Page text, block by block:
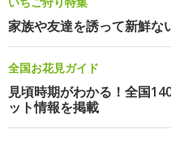
家族や友達を誘って新鮮な
全国お花見ガイド
見頃時期がわかる！全国
ット情報を掲載